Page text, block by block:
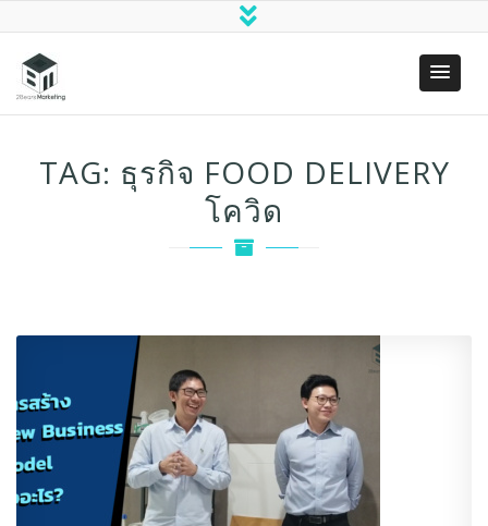
Two Bears
(SEO)
EngineTAG: ธุรกิจ FOOD DELIVERY
โควิด